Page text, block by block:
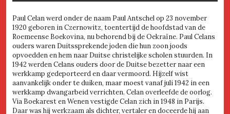
Paul Celan werd onder de naam Paul Antschel op 23 november
1920 geboren in Czernowitz, toentertijd de hoofdstad van de
Roemeense Boekovina, nu behorend bij de Oekraïne. Paul Celans
ouders waren Duitssprekende joden die hun zoon joods
opvoedden en hem naar Duitse christelijke scholen stuurden. In
1942 werden Celans ouders door de Duitse bezetter naar een
werkkamp gedeporteerd en daar vermoord. Hijzelf wist
aanvankelijk onder te duiken, maar moest vanaf juli 1942 in een
werkkamp dwangarbeid verrichten. Celan overleefde de oorlog.
Via Boekarest en Wenen vestigde Celan zich in 1948 in Parijs.
Daar was hij werkzaam als dichter, vertaler en doceerde hij aan